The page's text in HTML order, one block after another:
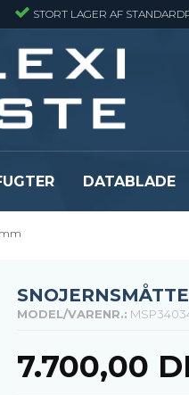
STORT LAGER AF
Fiberriste -
Fiberriste -
DATABLADE
MODEL/VARENR.:
7.700,00